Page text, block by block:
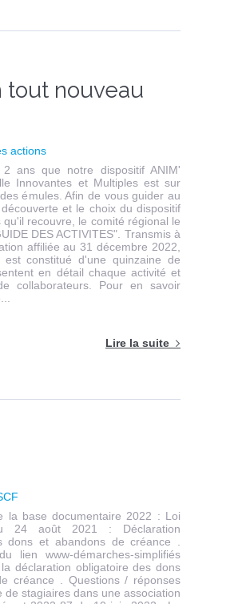
tout nouveau
actions
2 ans que notre dispositif ANIM'
Innovantes et Multiples est sur
émules. Afin de vous guider au
et le choix du dispositif
qu'il recouvre, le comité régional le
DES ACTIVITES". Transmis à
affiliée au 31 décembre 2022,
constitué d'une quinzaine de
en détail chaque activité et
collaborateurs. Pour en savoir
Lire la suite
la base documentaire 2022 : Loi
24 août 2021 : Déclaration
dons et abandons de créance .
lien www-démarches-simplifiés
déclaration obligatoire des dons
créance . Questions / réponses
de stagiaires dans une association